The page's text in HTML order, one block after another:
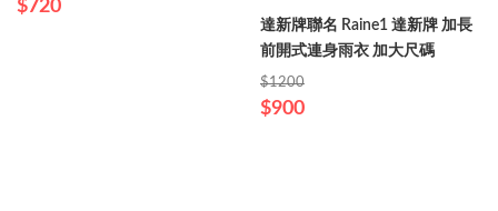
$720
達新牌聯名 Raine1 達新牌 加長
前開式連身雨衣 加大尺碼
$1200
$900